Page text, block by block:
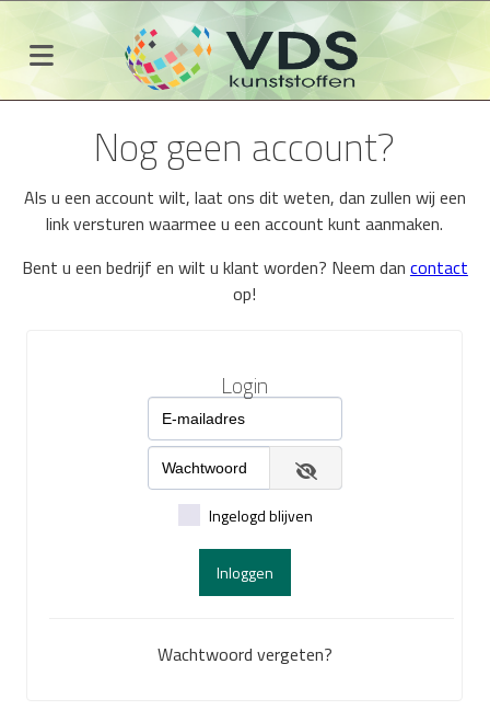
Nog geen account?
Als u een account wilt, laat ons dit weten, dan zullen wij een
link versturen waarmee u een account kunt aanmaken.
Bent u een bedrijf en wilt u klant worden? Neem dan contact
op!
Login
Ingelogd blijven
Inloggen
Wachtwoord vergeten?